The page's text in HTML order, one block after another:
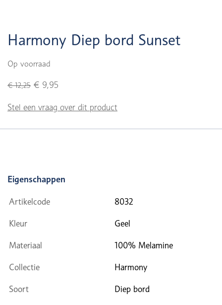
Harmony Diep bord Sunset
Op voorraad
€ 12,25 € 9,95
Stel een vraag over dit product
Eigenschappen
Artikelcode 8032
Kleur Geel
Materiaal 100% Melamine
Collectie Harmony
Soort Diep bord